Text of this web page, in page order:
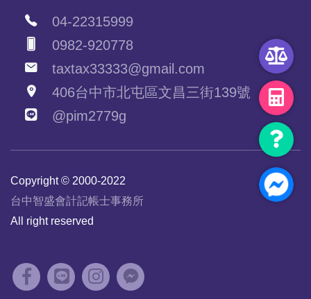
04-22315999
0982-920778
taxtax33333@gmail.com
406台中市北屯區文昌三街139號
@pim2779g
Copyright © 2000-2022
台中智盛會計記帳士事務所
All right reserved